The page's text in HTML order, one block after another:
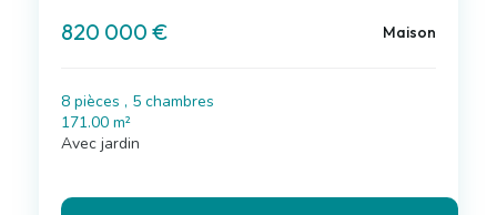
820 000 € Maison
8 pièces , 5 chambres
171.00 m²
Avec jardin